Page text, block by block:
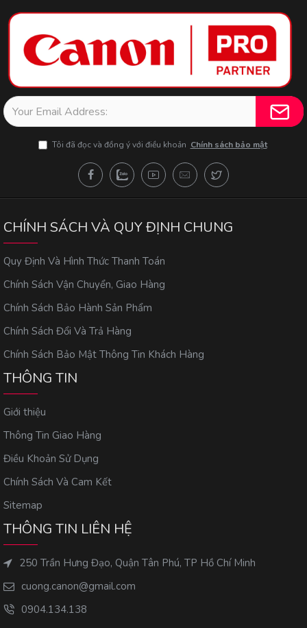
Tôi đã đọc và đồng ý với điều khoản Chính sách bảo mật
CHÍNH SÁCH VÀ QUY ĐỊNH CHUNG
Quy Định Và Hình Thức Thanh Toán
Chính Sách Vận Chuyển, Giao Hàng
Chính Sách Bảo Hành Sản Phẩm
Chính Sách Đổi Và Trả Hàng
Chính Sách Bảo Mật Thông Tin Khách Hàng
THÔNG TIN
Giới thiệu
Thông Tin Giao Hàng
Điều Khoản Sử Dụng
Chính Sách Và Cam Kết
Sitemap
THÔNG TIN LIÊN HỆ
250 Trần Hưng Đạo, Quận Tân Phú, TP Hồ Chí Minh
cuong.canon@gmail.com
0904.134.138